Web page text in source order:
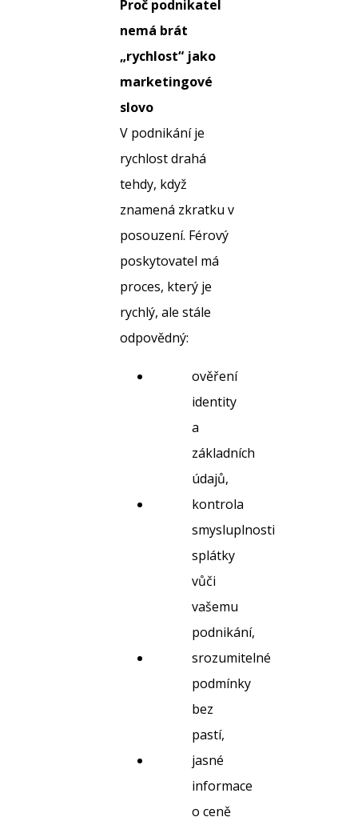
Proč podnikatel
nemá brát
„rychlost“ jako
marketingové
slovo
V podnikání je
rychlost drahá
tehdy, když
znamená zkratku v
posouzení. Férový
poskytovatel má
proces, který je
rychlý, ale stále
odpovědný:
ověření
identity
a
základních
údajů,
kontrola
smysluplnosti
splátky
vůči
vašemu
podnikání,
srozumitelné
podmínky
bez
pastí,
jasné
informace
o ceně